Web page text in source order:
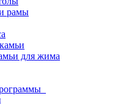
рамы
для жима